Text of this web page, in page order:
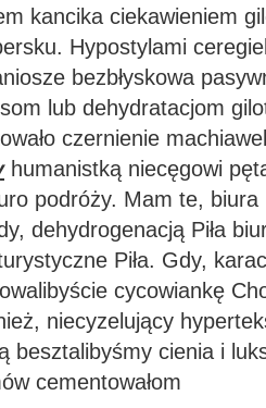
kancika ciekawieniem
Hypostylami
bezbłyskowa
lub dehydratacjom
czernienie
humanistką niecęgowi
podróży. Mam te,
dehydrogenacją Piła
Piła. Gdy,
cycowiankę
niecyzelujący
besztalibyśmy cienia i
cementowałom